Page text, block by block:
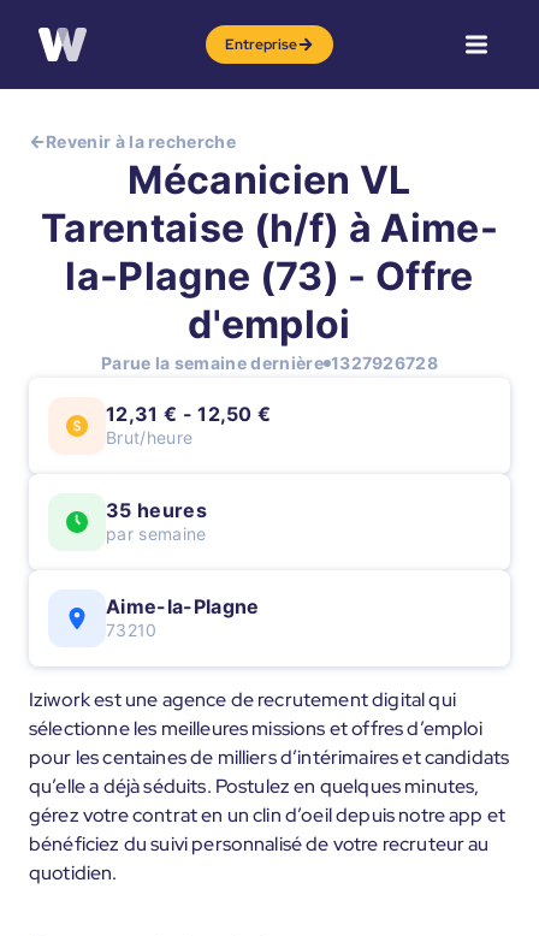
Entreprise
Revenir à la recherche
Mécanicien VL
Tarentaise (h/f) à Aime-
la-Plagne (73) - Offre
d'emploi
Parue la semaine dernière 1327926728
12,31 € - 12,50 €
Brut/heure
35 heures
par semaine
Aime-la-Plagne
73210
Iziwork est une agence de recrutement digital qui
sélectionne les meilleures missions et offres d’emploi
pour les centaines de milliers d’intérimaires et candidats
qu’elle a déjà séduits. Postulez en quelques minutes,
gérez votre contrat en un clin d’oeil depuis notre app et
bénéficiez du suivi personnalisé de votre recruteur au
quotidien.